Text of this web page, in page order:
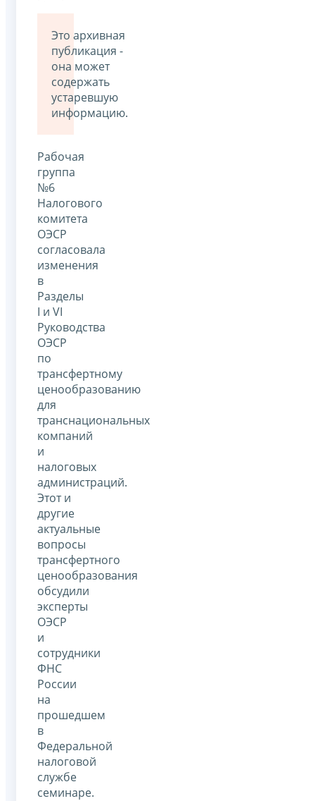
Это архивная
публикация -
она может
содержать
устаревшую
информацию.
Рабочая
группа
№6
Налогового
комитета
ОЭСР
согласовала
изменения
в
Разделы
I и VI
Руководства
ОЭСР
по
трансфертному
ценообразованию
для
транснациональных
компаний
и
налоговых
администраций.
Этот и
другие
актуальные
вопросы
трансфертного
ценообразования
обсудили
эксперты
ОЭСР
и
сотрудники
ФНС
России
на
прошедшем
в
Федеральной
налоговой
службе
семинаре.